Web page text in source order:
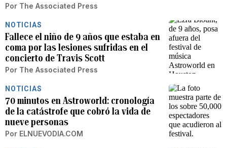
Por The Associated Press
NOTICIAS
Fallece el niño de 9 años que estaba en
coma por las lesiones sufridas en el
concierto de Travis Scott
Por The Associated Press
NOTICIAS
70 minutos en Astroworld: cronología
de la catástrofe que cobró la vida de
nueve personas
Por ELNUEVODIA.COM